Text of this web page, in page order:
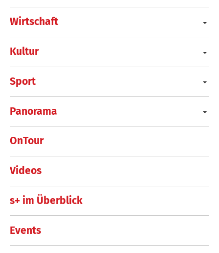
Wirtschaft
Kultur
Sport
Panorama
OnTour
Videos
s+ im Überblick
Events